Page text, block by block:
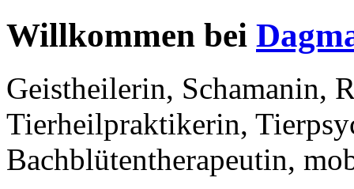
Willkommen bei
Geistheilerin, Schamanin,
Tierheilpraktikerin,
Bachblütentherapeutin,